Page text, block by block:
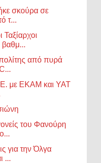
σκούρα σε
τ...
Ταξίαρχοι
βαθμ...
από πυρά
με ΕΚΑΜ και ΥΑΤ
του Φανούρη
για την Όλγα
...